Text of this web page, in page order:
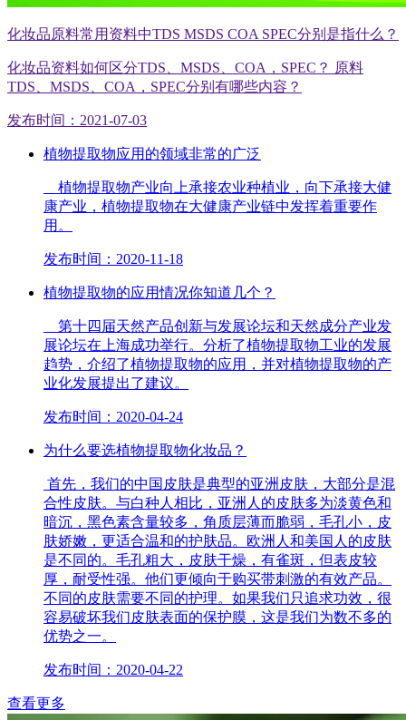
化妆品原料常用资料中TDS MSDS COA SPEC分别是指什么？
化妆品资料如何区分TDS、MSDS、COA，SPEC？ 原料
TDS、MSDS、COA，SPEC分别有哪些内容？
发布时间：2021-07-03
植物提取物应用的领域非常的广泛
植物提取物产业向上承接农业种植业，向下承接大健
康产业，植物提取物在大健康产业链中发挥着重要作
用。
发布时间：2020-11-18
植物提取物的应用情况你知道几个？
第十四届天然产品创新与发展论坛和天然成分产业发
展论坛在上海成功举行。分析了植物提取物工业的发展
趋势，介绍了植物提取物的应用，并对植物提取物的产
业化发展提出了建议。
发布时间：2020-04-24
为什么要选植物提取物化妆品？
首先，我们的中国皮肤是典型的亚洲皮肤，大部分是混
合性皮肤。与白种人相比，亚洲人的皮肤多为淡黄色和
暗沉，黑色素含量较多，角质层薄而脆弱，毛孔小，皮
肤娇嫩，更适合温和的护肤品。欧洲人和美国人的皮肤
是不同的。毛孔粗大，皮肤干燥，有雀斑，但表皮较
厚，耐受性强。他们更倾向于购买带刺激的有效产品。
不同的皮肤需要不同的护理。如果我们只追求功效，很
容易破坏我们皮肤表面的保护膜，这是我们为数不多的
优势之一。
发布时间：2020-04-22
查看更多